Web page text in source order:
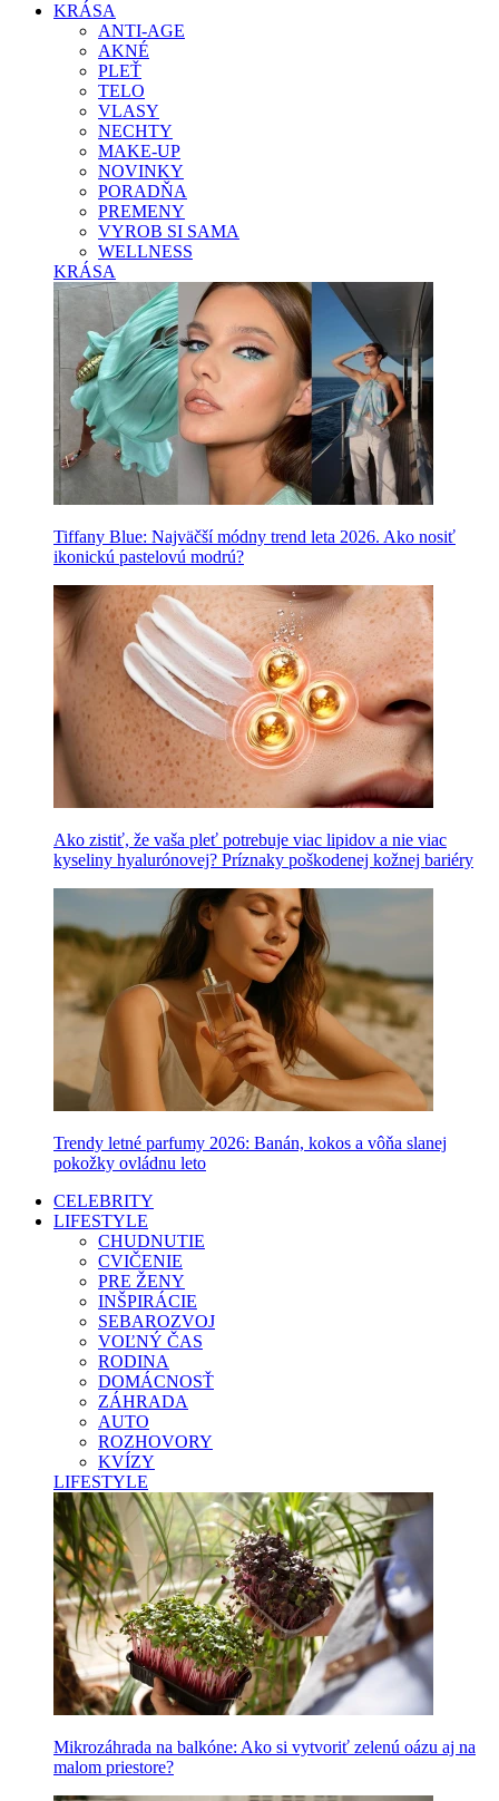
KRÁSA
ANTI-AGE
AKNÉ
PLEŤ
TELO
VLASY
NECHTY
MAKE-UP
NOVINKY
PORADŇA
PREMENY
VYROB SI SAMA
WELLNESS
KRÁSA
Tiffany Blue: Najväčší módny trend leta 2026. Ako nosiť
ikonickú pastelovú modrú?
Ako zistiť, že vaša pleť potrebuje viac lipidov a nie viac
kyseliny hyalurónovej? Príznaky poškodenej kožnej bariéry
Trendy letné parfumy 2026: Banán, kokos a vôňa slanej
pokožky ovládnu leto
CELEBRITY
LIFESTYLE
CHUDNUTIE
CVIČENIE
PRE ŽENY
INŠPIRÁCIE
SEBAROZVOJ
VOĽNÝ ČAS
RODINA
DOMÁCNOSŤ
ZÁHRADA
AUTO
ROZHOVORY
KVÍZY
LIFESTYLE
Mikrozáhrada na balkóne: Ako si vytvoriť zelenú oázu aj na
malom priestore?